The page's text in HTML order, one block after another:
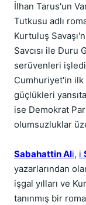
İlhan Tarus'un
Tutkusu adlı
Kurtuluş
Savcısı ile Duru
serüvenleri
Cumhuriyet'in ilk
güçlükleri
ise Demokrat
olumsuzluklar
Sabahattin Ali, i
yazarlarından
işgal yılları ve
tanınmış bir